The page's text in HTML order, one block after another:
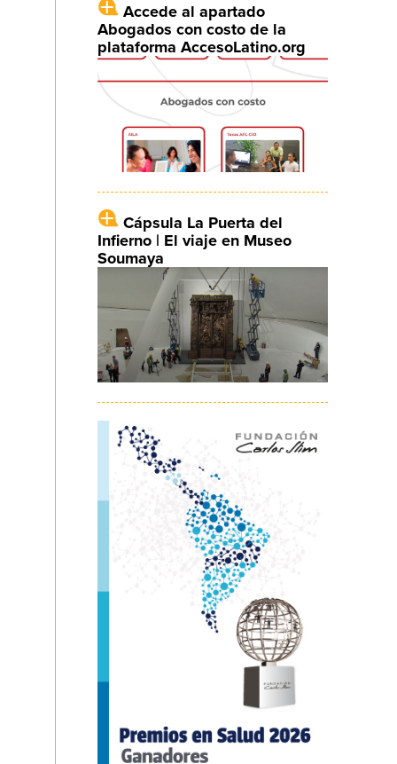
Accede al apartado
Abogados con costo de la
plataforma AccesoLatino.org
Cápsula La Puerta del
Infierno | El viaje en Museo
Soumaya